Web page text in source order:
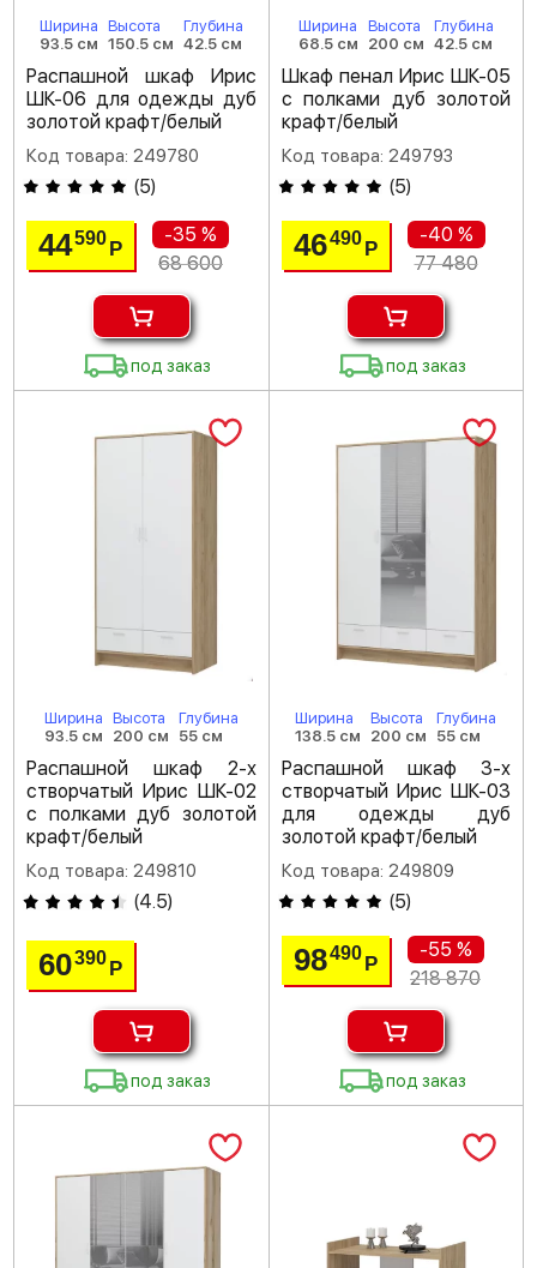
Ширина
93.5 см
Высота
150.5 см
Глубина
42.5 см
Распашной шкаф Ирис
ШК-06 для одежды дуб
золотой крафт/белый
Код товара: 249780
(5)
44590Р
-35 %
68 600
под заказ
Ширина
68.5 см
Высота
200 см
Глубина
42.5 см
Шкаф пенал Ирис ШК-05
с полками дуб золотой
крафт/белый
Код товара: 249793
(5)
46490 Р
-40 %
77 480
под заказ
Ширина
93.5 см
Высота
200 см
Глубина
55 см
Распашной шкаф 2-х
створчатый Ирис ШК-02
с полками дуб золотой
крафт/белый
Код товара: 249810
(4.5)
60390Р
под заказ
Ширина
138.5 см
Высота
200 см
Глубина
55 см
Распашной шкаф 3-х
створчатый Ирис ШК-03
для одежды дуб
золотой крафт/белый
Код товара: 249809
(5)
98490 Р
-55 %
218 870
под заказ